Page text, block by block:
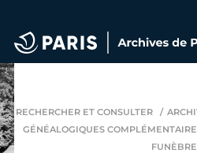
RECHERCHER ET CONSULTER
GÉNÉALOGIQUES